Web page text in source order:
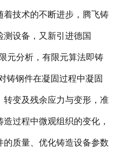
技术的不断进步，腾飞铸
设备，又新引进德国
元分析，有限元算法即铸
铸钢件在凝固过程中凝固
变及残余应力与变形，准
过程中微观组织的变化，
质量、优化铸造设备参数